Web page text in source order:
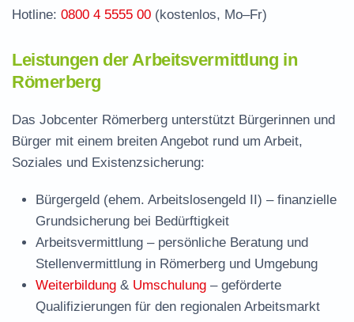
Hotline: 0800 4 5555 00 (kostenlos, Mo–Fr)
Leistungen der Arbeitsvermittlung in
Römerberg
Das Jobcenter Römerberg unterstützt Bürgerinnen und
Bürger mit einem breiten Angebot rund um Arbeit,
Soziales und Existenzsicherung:
Bürgergeld (ehem. Arbeitslosengeld II) – finanzielle
Grundsicherung bei Bedürftigkeit
Arbeitsvermittlung – persönliche Beratung und
Stellenvermittlung in Römerberg und Umgebung
Weiterbildung & Umschulung – geförderte
Qualifizierungen für den regionalen Arbeitsmarkt